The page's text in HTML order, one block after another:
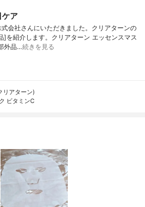
ケア
会社さんにいただきました。クリアターンの
]を紹介します。クリアターン エッセンスマス
外品…続きを見る
リアターン)
ビタミンC